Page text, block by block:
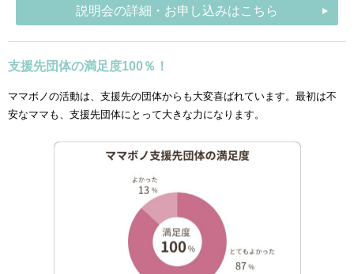
説明会の詳細・お申し込みはこちら
支援先団体の満足度100％！
ママボノの活動は、支援先の団体からも大変喜ばれています。最初は不
安なママも、支援先団体にとって大きな力になります。